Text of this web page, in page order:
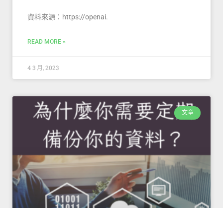
資料來源：https://openai.
READ MORE »
4 3 月, 2023
文章